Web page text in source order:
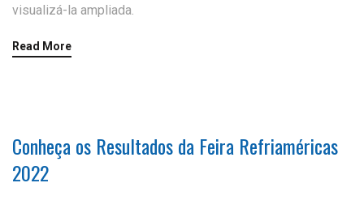
visualizá-la ampliada.
Read More
Conheça os Resultados da Feira Refriaméricas
2022